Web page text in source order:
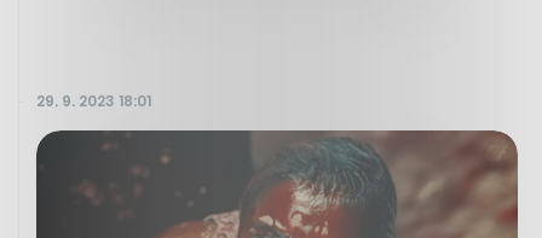
29. 9. 2023 18:01